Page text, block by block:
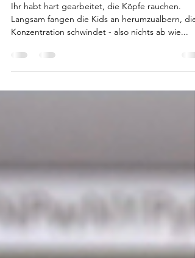
Endlich Pause! Wozu Erholung
beim Lernen gut ist
Ihr habt hart gearbeitet, die Köpfe rauchen.